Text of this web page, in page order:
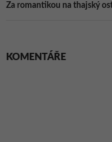
Za romantikou na thajský
KOMENTÁŘE